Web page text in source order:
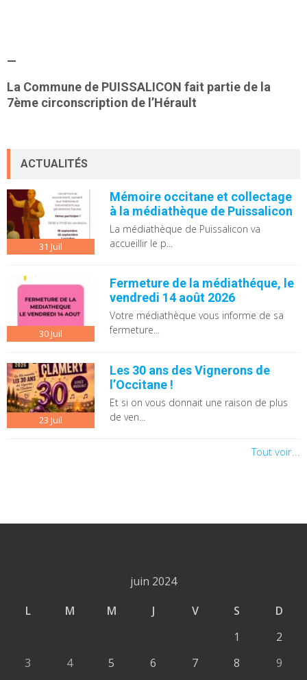
—
La Commune de PUISSALICON fait partie de la
7ème circonscription de l’Hérault
ACTUALITÉS
31 Juil
Mémoire occitane et collectage
à la médiathèque de Puissalicon
La médiathèque de Puissalicon va
accueillir le p...
30Juil
Fermeture de la médiathéque, le
vendredi 14 août 2026
Votre médiathèque vous informe de sa
fermeture...
23 Juil
Les 30 ans des Vignerons de
l’Occitane !
Et si on vous donnait une raison de plus
de ven...
Tout voir...
juin 2024
L
M M J V S
D
1
2
3
4 5 6 7 8
9